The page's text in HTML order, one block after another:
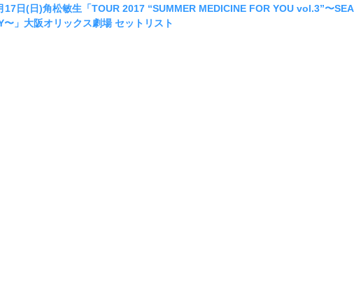
17日(日)角松敏生「TOUR 2017 “SUMMER MEDICINE FOR YOU vol.3”〜SEA
〜」大阪オリックス劇場 セットリスト